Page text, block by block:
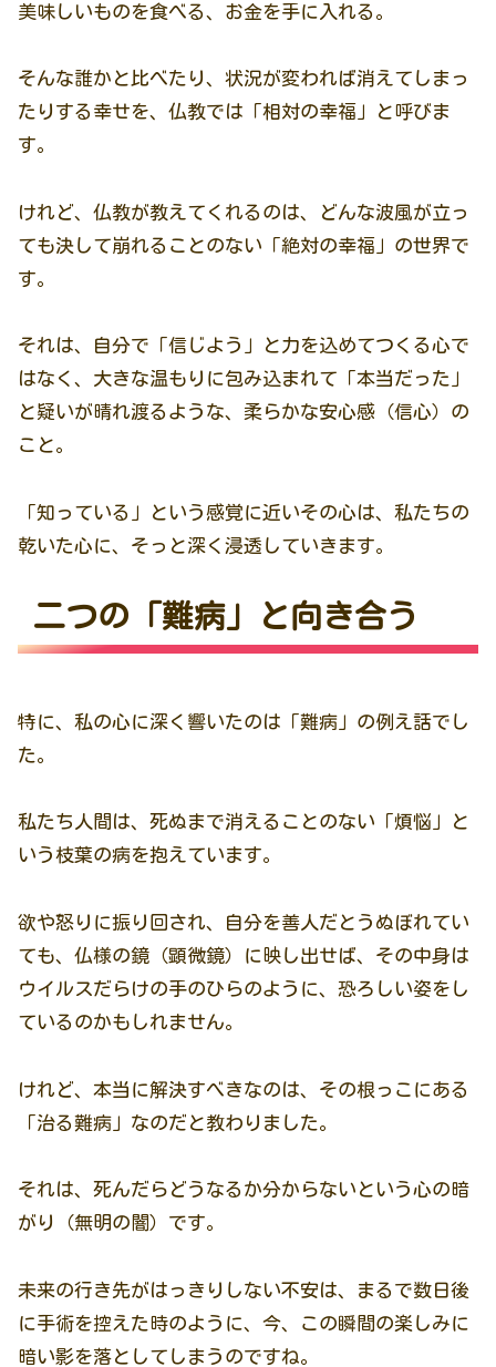
美味しいものを食べる、お金を手に入れる。
そんな誰かと比べたり、状況が変われば消えてしまっ
たりする幸せを、仏教では「相対の幸福」と呼びま
す。
けれど、仏教が教えてくれるのは、どんな波風が立っ
ても決して崩れることのない「絶対の幸福」の世界で
す。
それは、自分で「信じよう」と力を込めてつくる心で
はなく、大きな温もりに包み込まれて「本当だった」
と疑いが晴れ渡るような、柔らかな安心感（信心）の
こと。
「知っている」という感覚に近いその心は、私たちの
乾いた心に、そっと深く浸透していきます。
二つの「難病」と向き合う
特に、私の心に深く響いたのは「難病」の例え話でし
た。
私たち人間は、死ぬまで消えることのない「煩悩」と
いう枝葉の病を抱えています。
欲や怒りに振り回され、自分を善人だとうぬぼれてい
ても、仏様の鏡（顕微鏡）に映し出せば、その中身は
ウイルスだらけの手のひらのように、恐ろしい姿をし
ているのかもしれません。
けれど、本当に解決すべきなのは、その根っこにある
「治る難病」なのだと教わりました。
それは、死んだらどうなるか分からないという心の暗
がり（無明の闇）です。
未来の行き先がはっきりしない不安は、まるで数日後
に手術を控えた時のように、今、この瞬間の楽しみに
暗い影を落としてしまうのですね。